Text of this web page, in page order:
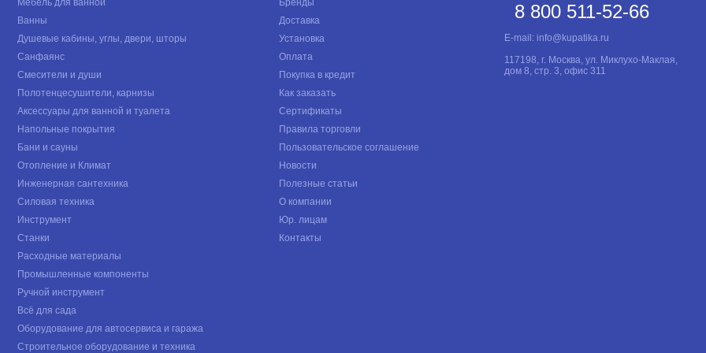
Мебель для ванной
Ванны
Душевые кабины, углы, двери, шторы
Санфаянс
Смесители и души
Полотенцесушители, карнизы
Аксессуары для ванной и туалета
Напольные покрытия
Бани и сауны
Отопление и Климат
Инженерная сантехника
Силовая техника
Инструмент
Станки
Расходные материалы
Промышленные компоненты
Ручной инструмент
Всё для сада
Оборудование для автосервиса и гаража
Строительное оборудование и техника
Бренды
Доставка
Установка
Оплата
Покупка в кредит
Как заказать
Сертификаты
Правила торговли
Пользовательское соглашение
Новости
Полезные статьи
О компании
Юр. лицам
Контакты
8 800 511-52-66
E-mail: info@kupatika.ru
117198, г. Москва, ул. Миклухо-Маклая,
дом 8, стр. 3, офис 311